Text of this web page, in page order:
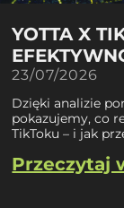
YOTTA X
23/07/2026
Dzięki analizie
pokazujemy, co
TikToku – i jak
Przeczytaj